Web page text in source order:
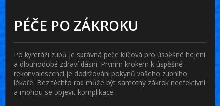
PÉČE PO ZÁKROKU
Po kyretáži zubů je správná péče klíčová pro úspěšné hojení
a dlouhodobé zdraví dásní. Prvním krokem k úspěšné
rekonvalescenci je dodržování pokynů vašeho zubního
lékaře. Bez těchto rad může být samotný zákrok neefektivní
a mohou se objevit komplikace.